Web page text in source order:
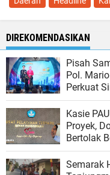
DIREKOMENDASIKAN
Pisah
Pol.
Perkuat
Kasie
Proyek,
Bertolak
Semarak